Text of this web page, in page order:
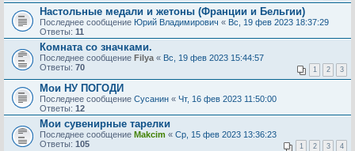
Настольные медали и жетоны (Франции и Бельгии)
Последнее сообщение Юрий Владимирович « Вс, 19 фев 2023 18:37:29
Ответы: 11
Комната со значками.
Последнее сообщение Filya « Вс, 19 фев 2023 15:44:57
Ответы: 70 1 2 3
Мои НУ ПОГОДИ
Последнее сообщение Сусанин « Чт, 16 фев 2023 11:50:00
Ответы: 12
Мои сувенирные тарелки
Последнее сообщение Makcim « Ср, 15 фев 2023 13:36:23
Ответы: 105 1 2 3 4